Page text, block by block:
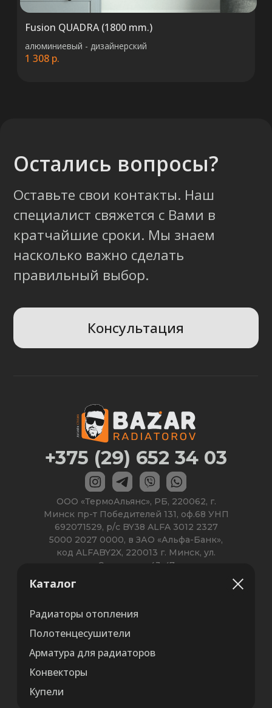
Fusion QUADRA (1800 mm.)
алюминиевый - дизайнерский
1 308 р.
Каталог
Радиаторы отопления
Полотенцесушители
Арматура для радиаторов
Конвекторы
Купели